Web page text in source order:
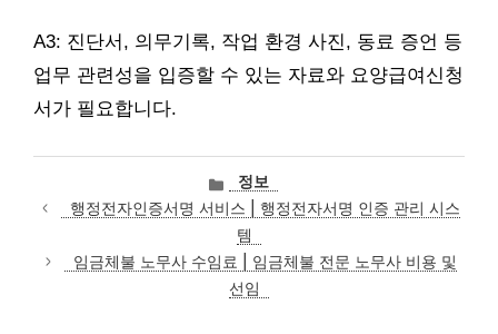
A3: 진단서, 의무기록, 작업 환경 사진, 동료 증언 등
업무 관련성을 입증할 수 있는 자료와 요양급여신청
서가 필요합니다.
카
테
고
리
정보
행정전자인증서명 서비스 | 행정전자서명 인증 관리 시스
템
임금체불 노무사 수임료 | 임금체불 전문 노무사 비용 및
선임